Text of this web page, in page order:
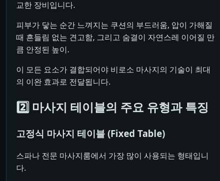
교한 장비입니다.
피부가 닿는 순간 느껴지는 쿠션의 부드러움, 압이 가해질
때 흔들림 없는 견고함, 그리고 숨결이 자연스레 이어질 만
큼 안정된 높이.
이 모든 요소가 결합되어야 비로소 마사지의 기술이 최대
의 이완 효과로 전달됩니다.
2️⃣ 마사지 테이블의 주요 유형과 특징
고정식 마사지 테이블 (Fixed Table)
스파나 전문 마사지룸에서 가장 많이 사용되는 형태입니
다.